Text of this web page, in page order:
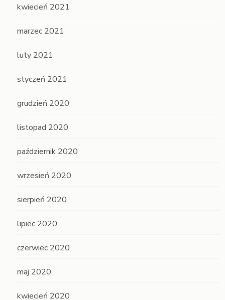
kwiecień 2021
marzec 2021
luty 2021
styczeń 2021
grudzień 2020
listopad 2020
październik 2020
wrzesień 2020
sierpień 2020
lipiec 2020
czerwiec 2020
maj 2020
kwiecień 2020